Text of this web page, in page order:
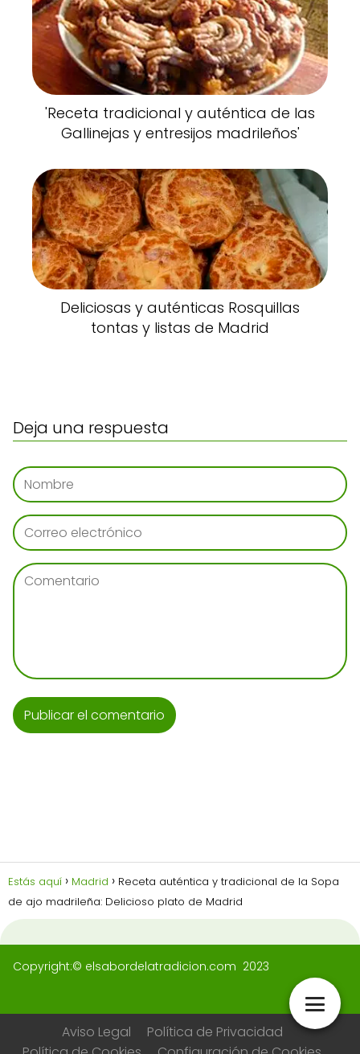
'Receta tradicional y auténtica de las
Gallinejas y entresijos madrileños'
Deliciosas y auténticas Rosquillas
tontas y listas de Madrid
Deja una respuesta
Estás aquí Madrid
Receta auténtica y tradicional de la Sopa
de ajo madrileña: Delicioso plato de Madrid
Copyright:© elsabordelatradicion.com 2023
Aviso Legal
Política de Privacidad